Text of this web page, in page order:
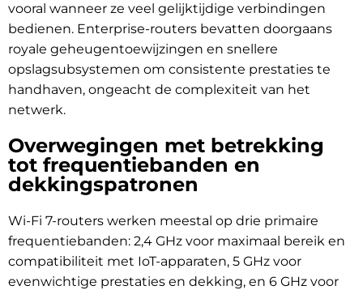
vooral wanneer ze veel gelijktijdige verbindingen
bedienen. Enterprise-routers bevatten doorgaans
royale geheugentoewijzingen en snellere
opslagsubsystemen om consistente prestaties te
handhaven, ongeacht de complexiteit van het
netwerk.
Overwegingen met betrekking
tot frequentiebanden en
dekkingspatronen
Wi-Fi 7-routers werken meestal op drie primaire
frequentiebanden: 2,4 GHz voor maximaal bereik en
compatibiliteit met IoT-apparaten, 5 GHz voor
evenwichtige prestaties en dekking, en 6 GHz voor